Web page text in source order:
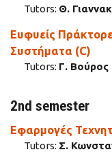
Tutors: Θ.
Ευφυείς
Συστήματα (C)
Tutors: Γ. Βούρος
2nd semester
Εφαρμογές
Tutors: Σ.